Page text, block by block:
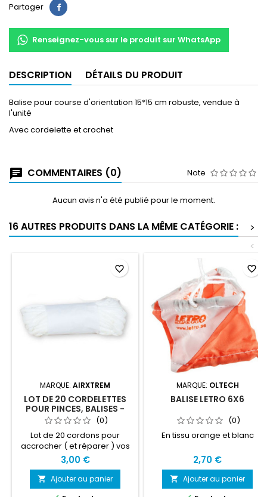
Partager Partager
Renseignez-vous sur le produit sur WhatsApp
DESCRIPTION DÉTAILS DU PRODUIT
Balise pour course d'orientation 15*15 cm robuste, vendue à
l'unité
Avec cordelette et crochet
COMMENTAIRES (0) Note
Aucun avis n'a été publié pour le moment.
16 AUTRES PRODUITS DANS LA MÊME CATÉGORIE :
>
<
MARQUE: AIRXTREM
LOT DE 20 CORDELETTES
POUR PINCES, BALISES -
50CM
(0)
Lot de 20 cordons pour
accrocher ( et réparer ) vos
balises tissu, plastique et
pinces Diamètre : 2mm
Matériau : polyamide
Longueur : 50 cm ( idéal pour
3,00 €
 Ajouter au panier
favorite_border
MARQUE: OLTECH
BALISE LETRO 6X6
(0)
En tissu orange et blanc
2,70 €
 Ajouter au panier
favorite_border